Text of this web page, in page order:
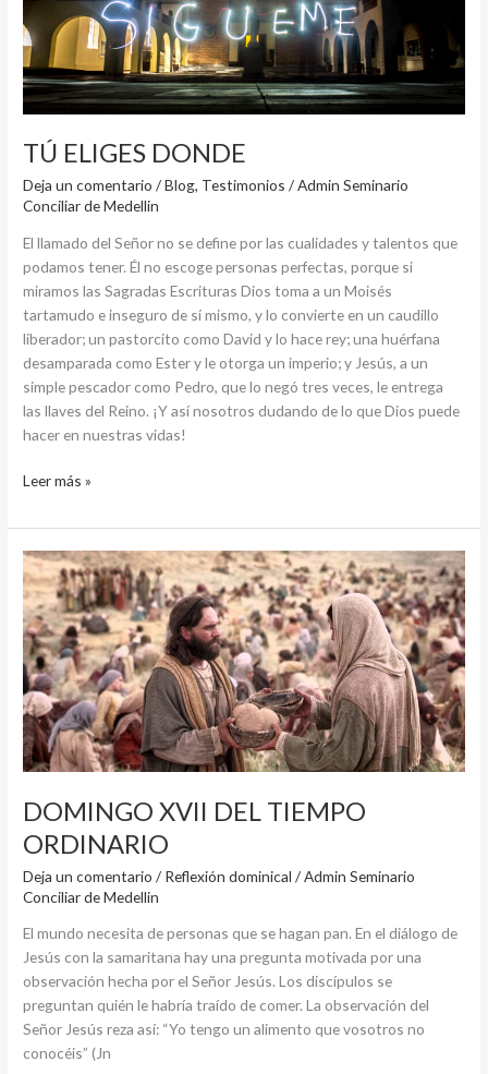
TÚ ELIGES DONDE
Deja un comentario /Blog, Testimonios /Admin Seminario
Conciliar de Medellin
El llamado del Señor no se define por las cualidades y talentos que
podamos tener. Él no escoge personas perfectas, porque si
miramos las Sagradas Escrituras Dios toma a un Moisés
tartamudo e inseguro de sí mismo, y lo convierte en un caudillo
liberador; un pastorcito como David y lo hace rey; una huérfana
desamparada como Ester y le otorga un imperio; y Jesús, a un
simple pescador como Pedro, que lo negó tres veces, le entrega
las llaves del Reino. ¡Y así nosotros dudando de lo que Dios puede
hacer en nuestras vidas!
Leer más »
DOMINGO XVII DEL TIEMPO
ORDINARIO
Deja un comentario / Reflexión dominical /Admin Seminario
Conciliar de Medellin
El mundo necesita de personas que se hagan pan. En el diálogo de
Jesús con la samaritana hay una pregunta motivada por una
observación hecha por el Señor Jesús. Los discípulos se
preguntan quién le habría traído de comer. La observación del
Señor Jesús reza así: “Yo tengo un alimento que vosotros no
conocéis” (Jn
DOMINGO
XVII
DEL
TIEMPO
ORDINARIO